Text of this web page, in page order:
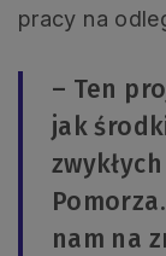
pracy na
– Ten
jak
nam na